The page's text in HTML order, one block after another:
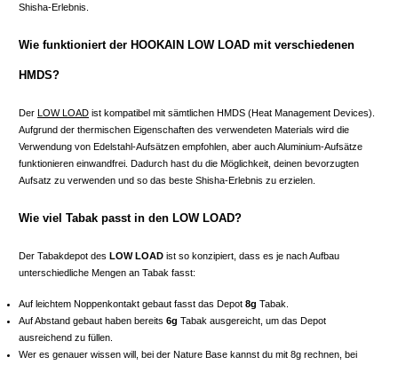
Shisha-Erlebnis.
Wie funktioniert der HOOKAIN LOW LOAD mit verschiedenen
HMDS?
Der LOW LOAD ist kompatibel mit sämtlichen HMDS (Heat Management Devices).
Aufgrund der thermischen Eigenschaften des verwendeten Materials wird die
Verwendung von Edelstahl-Aufsätzen empfohlen, aber auch Aluminium-Aufsätze
funktionieren einwandfrei. Dadurch hast du die Möglichkeit, deinen bevorzugten
Aufsatz zu verwenden und so das beste Shisha-Erlebnis zu erzielen.
Wie viel Tabak passt in den LOW LOAD?
Der Tabakdepot des LOW LOAD ist so konzipiert, dass es je nach Aufbau
unterschiedliche Mengen an Tabak fasst:
Auf leichtem Noppenkontakt gebaut fasst das Depot 8g Tabak.
Auf Abstand gebaut haben bereits 6g Tabak ausgereicht, um das Depot
ausreichend zu füllen.
Wer es genauer wissen will, bei der Nature Base kannst du mit 8g rechnen, bei